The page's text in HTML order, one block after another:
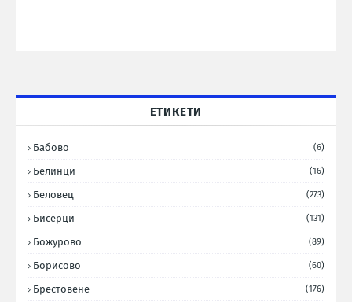
ЕТИКЕТИ
Бабово (6)
Белинци (16)
Беловец (273)
Бисерци (131)
Божурово (89)
Борисово (60)
Брестовене (176)